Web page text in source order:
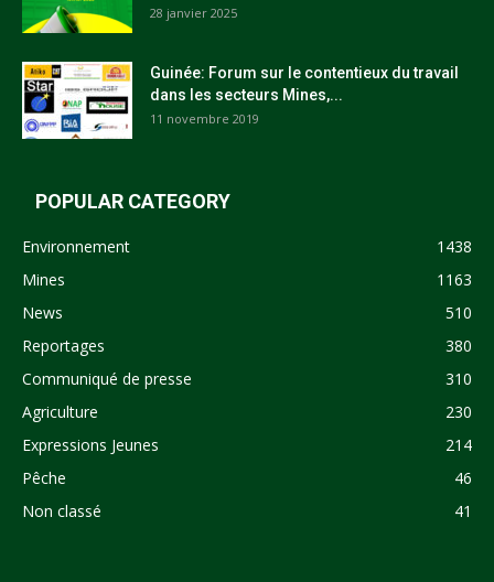
28 janvier 2025
Guinée: Forum sur le contentieux du travail
dans les secteurs Mines,...
11 novembre 2019
POPULAR CATEGORY
Environnement
1438
Mines
1163
News
510
Reportages
380
Communiqué de presse
310
Agriculture
230
Expressions Jeunes
214
Pêche
46
Non classé
41